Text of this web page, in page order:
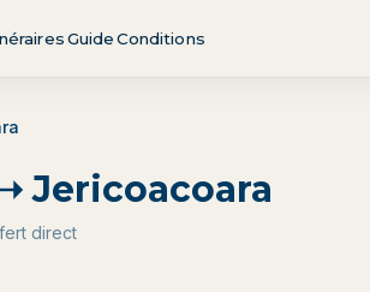
GuideConditions
Jericoacoara
direct